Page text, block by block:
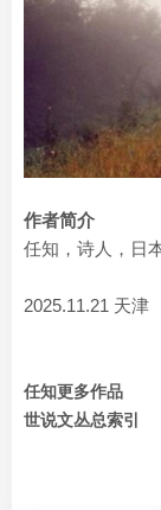
作者简介
任知，诗人，日
2025.11.21 天津
任知更多作品
世说文丛总索引